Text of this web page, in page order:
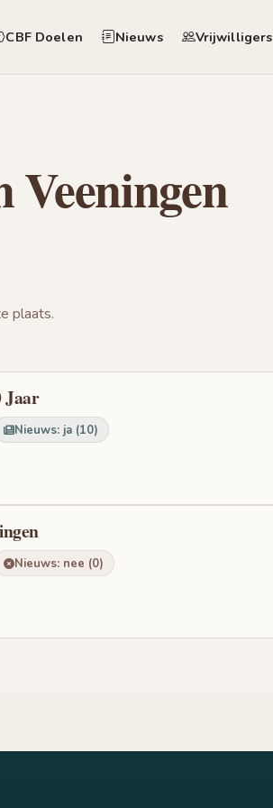
CBF Doelen Nieuws Vrijwilligers
Veeningen
plaats.
Jaar
Nieuws: ja (10)
Nieuws: nee (0)